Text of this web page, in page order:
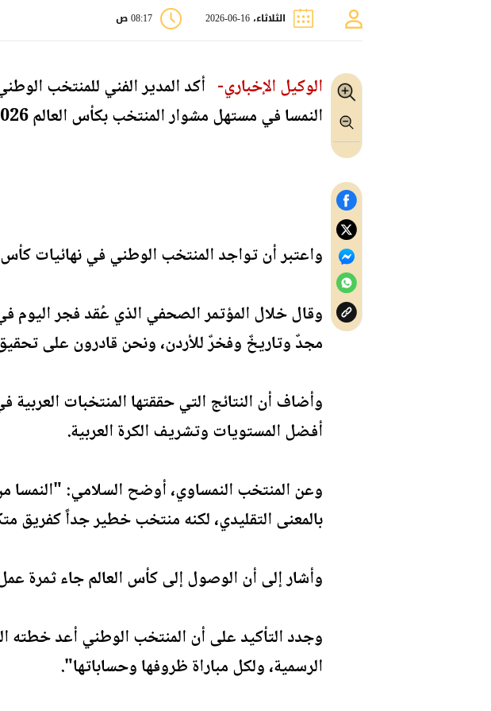
الثلاثاء، 16-06-2026 08:17 ص
الوكيل الإخباري- أكد المدير الفني للمنتخب
النمسا في مستهل مشوار المنتخب بكأس العالم 2026.
واعتبر أن تواجد المنتخب الوطني في نهائيات كأس
وقال خلال المؤتمر الصحفي الذي عُقد فجر اليوم
مجدٌ وتاريخٌ وفخرٌ للأردن، ونحن قادرون على
وأضاف أن النتائج التي حققتها المنتخبات
أفضل المستويات وتشريف الكرة العربية.
وعن المنتخب النمساوي، أوضح السلامي: "النمسا
بالمعنى التقليدي، لكنه منتخب خطير جداً كفريق
وأشار إلى أن الوصول إلى كأس العالم جاء ثمرة
وجدد التأكيد على أن المنتخب الوطني أعد خطته
الرسمية، ولكل مباراة ظروفها وحساباتها".